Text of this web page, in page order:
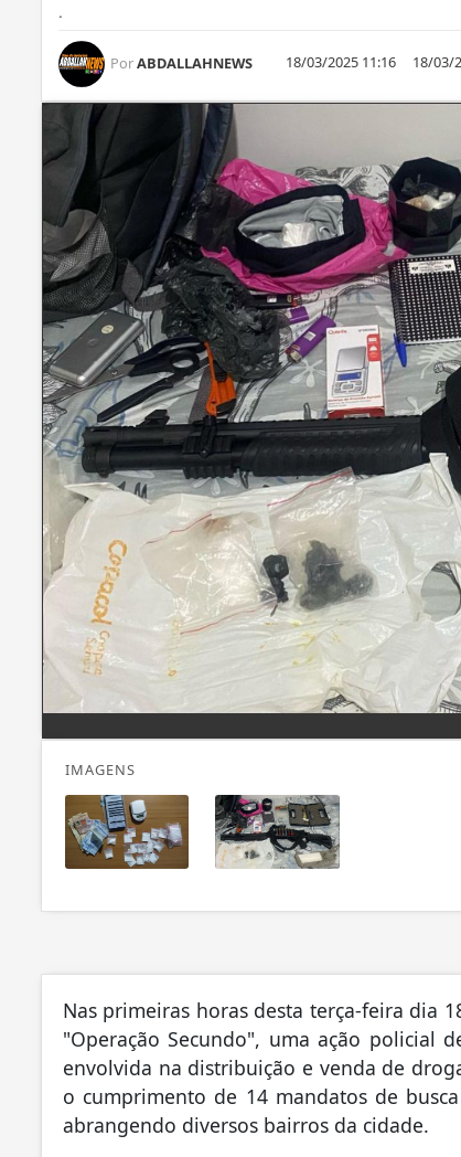
.
PorABDALLAHNEWS 18/03/2025 11:16 18/03/
IMAGENS
Nas primeiras horas desta terça-feira dia
"Operação Secundo", uma ação policial
envolvida na distribuição e venda de
o cumprimento de 14 mandatos de
abrangendo diversos bairros da cidade.